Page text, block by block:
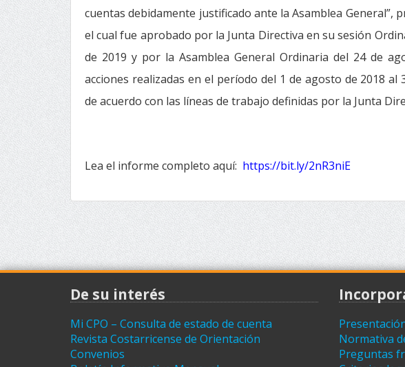
cuentas debidamente justificado ante la Asamblea General”,
el cual fue aprobado por la Junta Directiva en su sesión
de 2019 y por la Asamblea General Ordinaria del 24 de
acciones realizadas en el período del 1 de agosto de 2018 al
de acuerdo con las líneas de trabajo definidas por la Junta
Lea el informe completo aquí: https://bit.ly/2nR3niE
De su interés
Mi CPO – Consulta de estado de cuenta
Revista Costarricense de Orientación
Convenios
Normativa
Preguntas